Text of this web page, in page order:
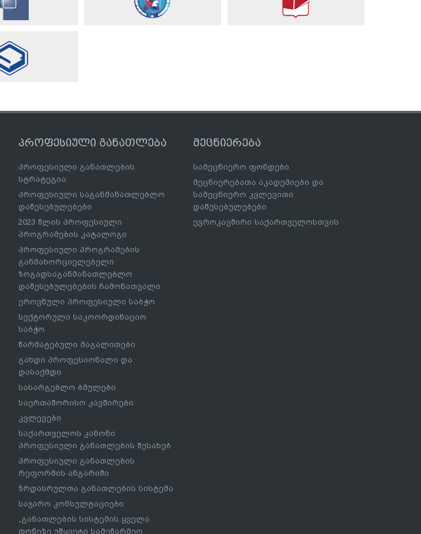
პროფესიული განათლება
პროფესიული განათლების
სტრატეგია
პროფესიული საგანმანათლებლო
დაწესებულებები
2023 წლის პროფესიული
პროგრამების კატალოგი
პროფესიული პროგრამების
განმახორციელებელი
ზოგადსაგანმანათლებლო
დაწესებულებების ჩამონათვალი
ეროვნული პროფესიული საბჭო
სექტორული საკოორდინაციო
საბჭო
წარმატებული მაგალითები
გახდი პროფესიონალი და
დასაქმდი
სასარგებლო ბმულები
საერთაშორისო კავშირები
კვლევები
საქართველოს კანონი
პროფესიული განათლების შესახებ
პროფესიული განათლების
რეფორმის ანგარიში
ზრდასრულთა განათლების სისტემა
საჯარო კონსულტაციები
„განათლების სისტემის ყველა
დონეზე უწყვეტი სამეწარმეო
მეცნიერება
სამეცნიერო ფონდები
მეცნიერებათა აკადემიები და
სამეცნიერო კვლევითი
დაწესებულებები
ევროკავშირი საქართველოსთვის